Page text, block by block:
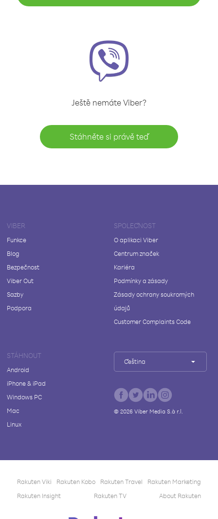
Ještě nemáte Viber?
Stáhněte si právě teď
VIBER
Funkce
Blog
Bezpečnost
Viber Out
Sazby
Podpora
SPOLEČNOST
O aplikaci Viber
Centrum značek
Kariéra
Podmínky a zásady
Zásady ochrany soukromých
údajů
Customer Complaints Code
STÁHNOUT
Android
iPhone & iPad
Windows PC
Mac
Linux
Čeština
© 2026Viber Media S.à r.l.
Rakuten Viki Rakuten Kobo Rakuten Travel
Rakuten Marketing
Rakuten Insight
Rakuten TV About Rakuten